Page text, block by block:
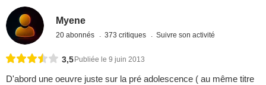
Myene
20 abonnés 373 critiques Suivre son activité
3,5 Publiée le 9 juin 2013
D'abord une oeuvre juste sur la pré adolescence ( au même titre